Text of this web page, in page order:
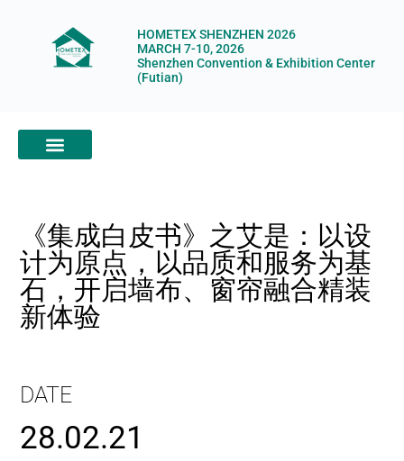
HOMETEX SHENZHEN 2026
MARCH 7-10, 2026
Shenzhen Convention & Exhibition Center
(Futian)
《集成白皮书》之艾是：以设
计为原点，以品质和服务为基
石，开启墙布、窗帘融合精装
新体验
DATE
28.02.21